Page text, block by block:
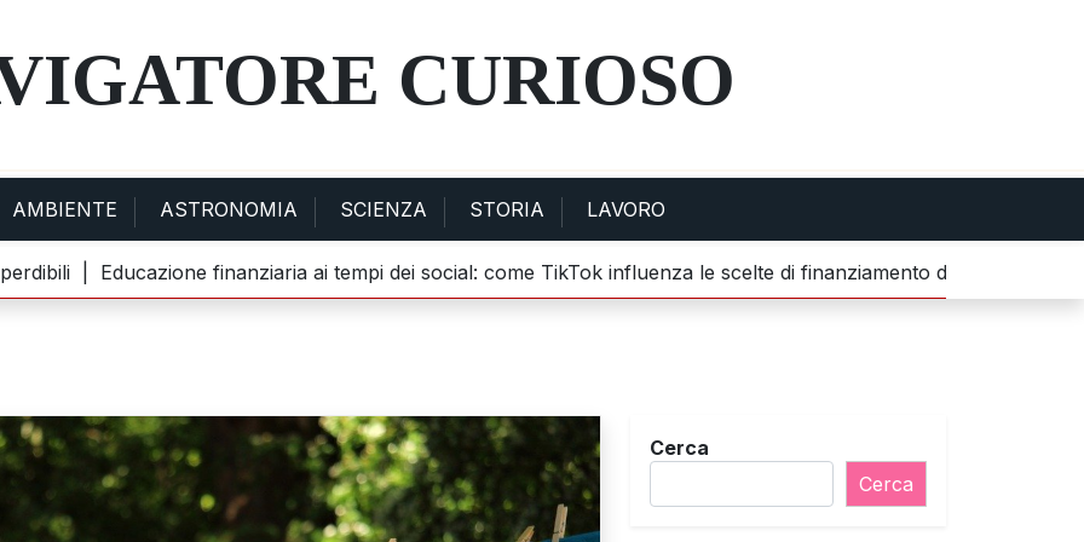
CURIOSO
AMBIENTE ASTRONOMIA SCIENZA STORIA LAVORO
|Educazione finanziaria ai tempi dei social: come TikTok influenza le scelte di finanziamento dei giovani |
Cerca
Cerca